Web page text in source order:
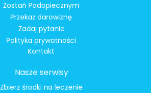
Zostań Podopiecznym
Przekaż darowiznę
Zadaj pytanie
Polityka prywatności
Kontakt
Nasze serwisy
Zbierz środki na leczenie